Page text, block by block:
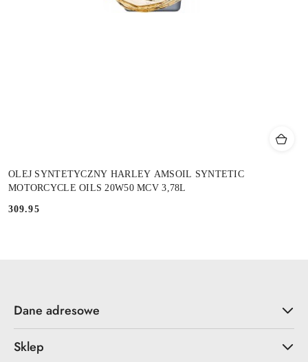
OLEJ SYNTETYCZNY HARLEY AMSOIL SYNTETIC
MOTORCYCLE OILS 20W50 MCV 3,78L
Cena:
309.95
Dane adresowe
Sklep